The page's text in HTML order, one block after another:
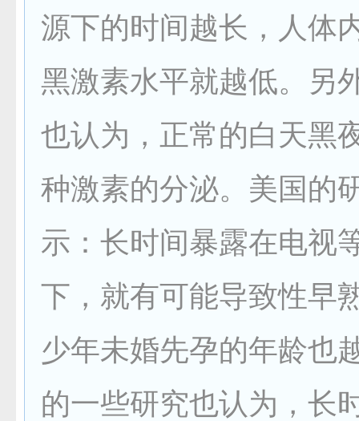
源下的时间越长，人体
黑激素水平就越低。另
也认为，正常的白天黑
种激素的分泌。美国的
示：长时间暴露在电视
下，就有可能导致性早
少年未婚先孕的年龄也
的一些研究也认为，长